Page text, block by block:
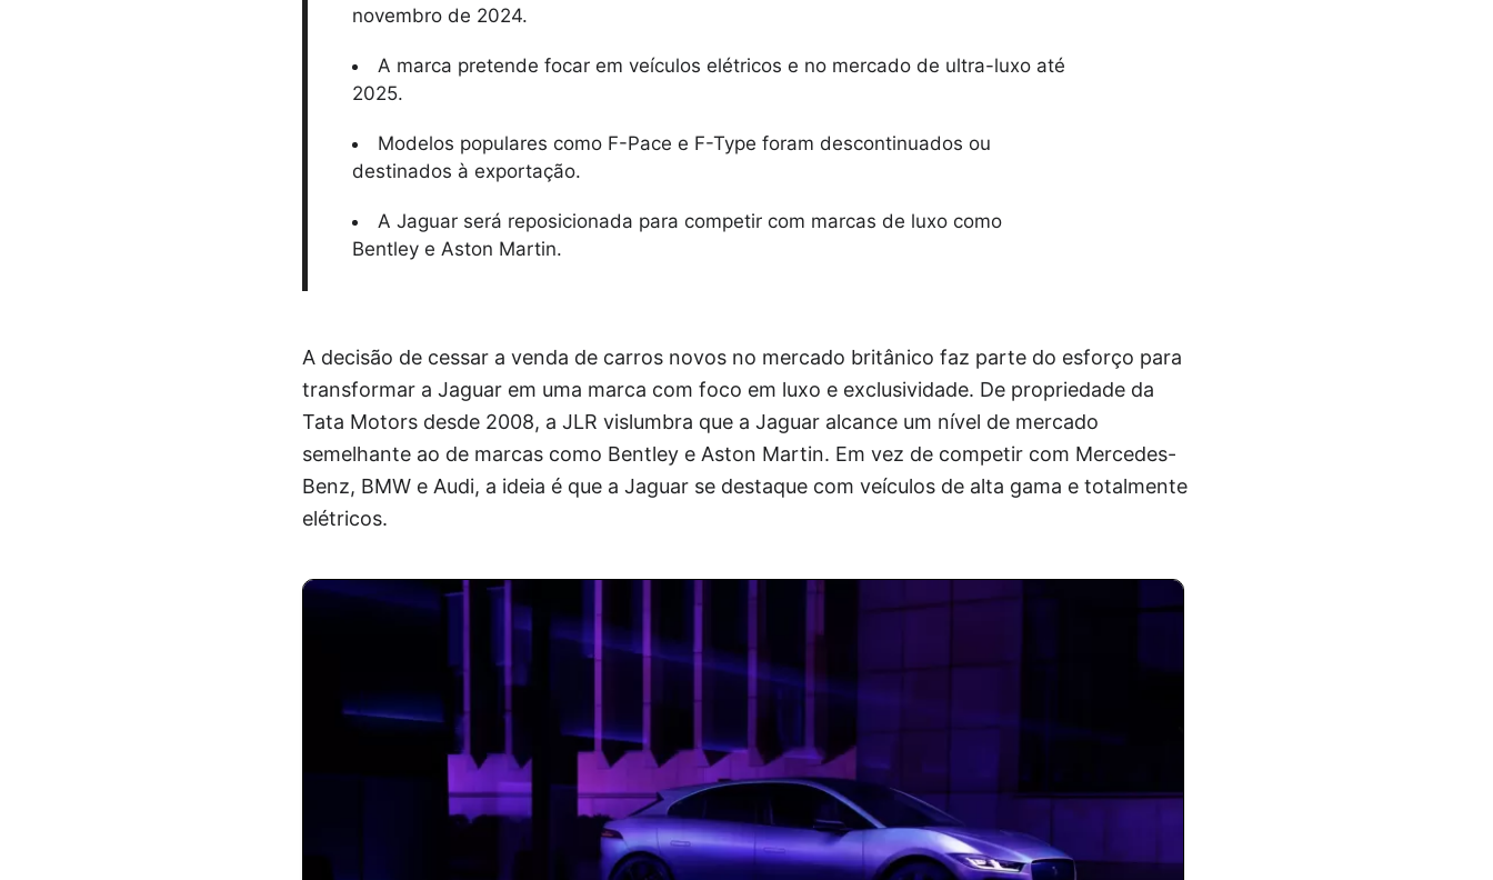
novembro de 2024.
A marca pretende focar em veículos elétricos e no mercado de ultra-luxo até
2025.
Modelos populares como F-Pace e F-Type foram descontinuados ou
destinados à exportação.
A Jaguar será reposicionada para competir com marcas de luxo como
Bentley e Aston Martin.
A decisão de cessar a venda de carros novos no mercado britânico faz parte do esforço para
transformar a Jaguar em uma marca com foco em luxo e exclusividade. De propriedade da
Tata Motors desde 2008, a JLR vislumbra que a Jaguar alcance um nível de mercado
semelhante ao de marcas como Bentley e Aston Martin. Em vez de competir com Mercedes-
Benz, BMW e Audi, a ideia é que a Jaguar se destaque com veículos de alta gama e totalmente
elétricos.